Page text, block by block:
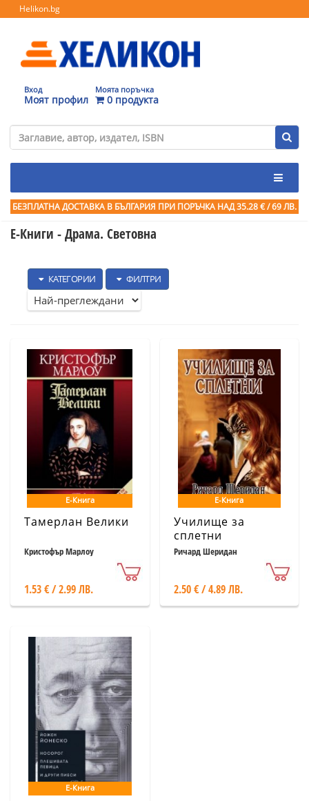
Helikon.bg
Вход
Моят профил
Моята поръчка
0 продукта
БЕЗПЛАТНА ДОСТАВКА В БЪЛГАРИЯ ПРИ ПОРЪЧКА НАД 35.28 € / 69 ЛВ.
Е-Книги - Драма. Световна
КАТЕГОРИИ ФИЛТРИ
Е-Книга
Тамерлан Велики
Кристофър Марлоу
1.53 € / 2.99 ЛВ.
Е-Книга
Училище за
сплетни
Ричард Шеридан
2.50 € / 4.89 ЛВ.
Е-Книга